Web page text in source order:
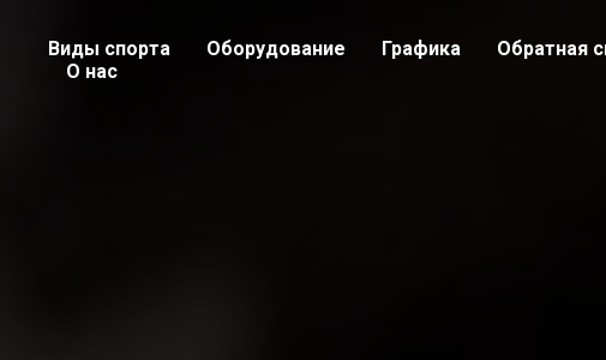
Виды спорта Оборудование Графика
Обратная
О нас